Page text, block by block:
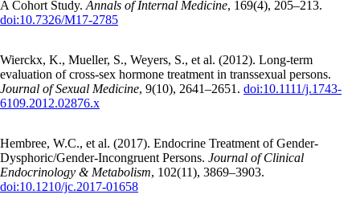
A Cohort Study.Annals of Internal Medicine, 169(4), 205–213.
doi:10.7326/M17-2785
Wierckx, K., Mueller, S., Weyers, S., et al. (2012). Long-term
evaluation of cross-sex hormone treatment in transsexual persons.
Journal of Sexual Medicine, 9(10), 2641–2651. doi:10.1111/j.1743-
6109.2012.02876.x
Hembree, W.C., et al. (2017). Endocrine Treatment of Gender-
Dysphoric/Gender-Incongruent Persons. Journal of Clinical
Endocrinology & Metabolism, 102(11), 3869–3903.
doi:10.1210/jc.2017-01658